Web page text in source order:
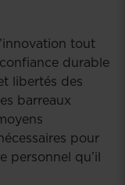
tout
durable
libertés des
barreaux
pour
personnel qu’il